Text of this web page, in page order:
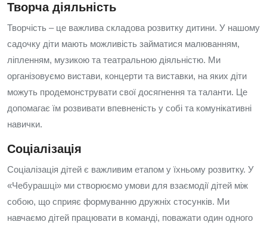
Творча діяльність
Творчість – це важлива складова розвитку дитини. У нашому
садочку діти мають можливість займатися малюванням,
ліпленням, музикою та театральною діяльністю. Ми
організовуємо вистави, концерти та виставки, на яких діти
можуть продемонструвати свої досягнення та таланти. Це
допомагає їм розвивати впевненість у собі та комунікативні
навички.
Соціалізація
Соціалізація дітей є важливим етапом у їхньому розвитку. У
«Чебурашці» ми створюємо умови для взаємодії дітей між
собою, що сприяє формуванню дружніх стосунків. Ми
навчаємо дітей працювати в команді, поважати один одного